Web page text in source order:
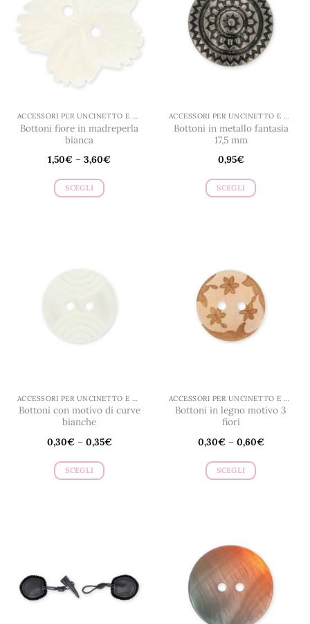
essere
pagina
prodotto
ACCESSORI PER UNCINETTO E MAGLIA
Bottoni fiore in madreperla
bianca
1,50€ – 3,60€
SCEGLI
possono
scelte
prodotto
ACCESSORI PER UNCINETTO E MAGLIA
Bottoni in metallo fantasia
17,5 mm
0,95€
SCEGLI
Le
opzioni
possono
essere
scelte
prodotto
Bottoni con motivo di curve
bianche
0,30€– 0,35€
SCEGLI
possono
essere
Bottoni in legno motivo 3
fiori
0,30€– 0,60€
SCEGLI
varianti.
Le
opzioni
possono
essere
scelte